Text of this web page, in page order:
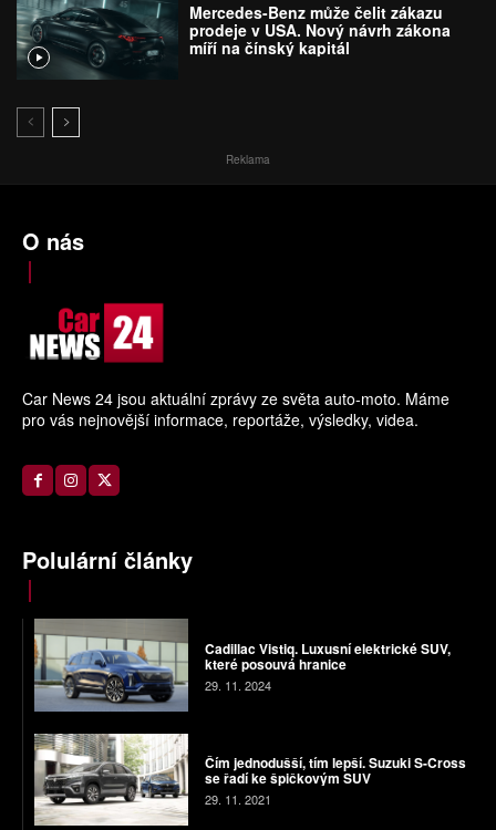
Mercedes-Benz může čelit zákazu
prodeje v USA. Nový návrh zákona
míří na čínský kapitál
Reklama
O nás
Car News 24 jsou aktuální zprávy ze světa auto-moto. Máme
pro vás nejnovější informace, reportáže, výsledky, videa.
Polulární články
Cadillac Vistiq. Luxusní elektrické SUV,
které posouvá hranice
29. 11. 2024
Čím jednodušší, tím lepší. Suzuki S-Cross
se řadí ke špičkovým SUV
29. 11. 2021